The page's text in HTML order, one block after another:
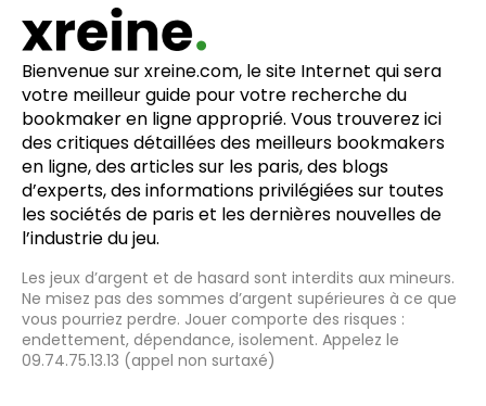
Bienvenue sur xreine.com, le site Internet qui sera
votre meilleur guide pour votre recherche du
bookmaker en ligne approprié. Vous trouverez ici
des critiques détaillées des meilleurs bookmakers
en ligne, des articles sur les paris, des blogs
d’experts, des informations privilégiées sur toutes
les sociétés de paris et les dernières nouvelles de
l’industrie du jeu.
Les jeux d’argent et de hasard sont interdits aux mineurs.
Ne misez pas des sommes d’argent supérieures à ce que
vous pourriez perdre. Jouer comporte des risques :
endettement, dépendance, isolement. Appelez le
09.74.75.13.13 (appel non surtaxé)